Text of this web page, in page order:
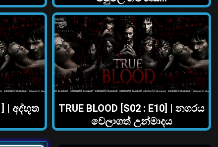
| අද්භූත
TRUE BLOOD [S02 : E10] | නගරය
වෙලාගත් උන්මාදය